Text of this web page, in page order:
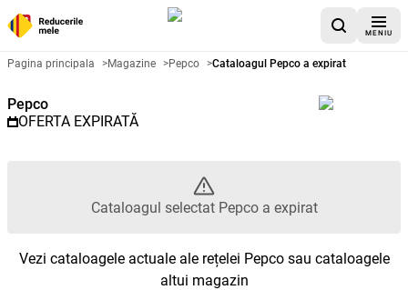
MENIU
Catalog promoțional Pepco -
Pagina principala >Magazine >Pepco >Cataloagul Pepco a expirat
Pepco
OFERTA EXPIRATĂ
Cataloagul selectat Pepco a expirat
Vezi cataloagele actuale ale rețelei Pepco sau cataloagele
altui magazin